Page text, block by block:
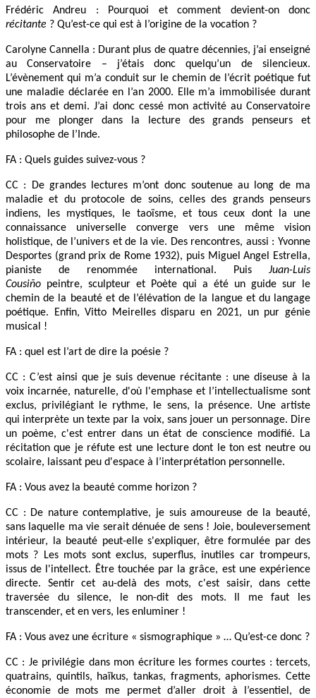
Frédéric Andreu : Pourquoi et comment devient-on donc
récitante ? Qu’est-ce qui est à l’origine de la vocation ?
Carolyne Cannella : Durant plus de quatre décennies, j’ai enseigné
au Conservatoire – j’étais donc quelqu’un de silencieux.
L’évènement qui m’a conduit sur le chemin de l’écrit poétique fut
une maladie déclarée en l’an 2000. Elle m’a immobilisée durant
trois ans et demi. J’ai donc cessé mon activité au Conservatoire
pour me plonger dans la lecture des grands penseurs et
philosophe de l’Inde.
FA : Quels guides suivez-vous ?
CC : De grandes lectures m’ont donc soutenue au long de ma
maladie et du protocole de soins, celles des grands penseurs
indiens, les mystiques, le taoïsme, et tous ceux dont la une
connaissance universelle converge vers une même vision
holistique, de l’univers et de la vie. Des rencontres, aussi : Yvonne
Desportes (grand prix de Rome 1932), puis Miguel Angel Estrella,
pianiste de renommée international. Puis Juan-Luis
Cousiño peintre, sculpteur et Poète qui a été un guide sur le
chemin de la beauté et de l’élévation de la langue et du langage
poétique. Enfin, Vitto Meirelles disparu en 2021, un pur génie
musical !
FA : quel est l’art de dire la poésie ?
CC : C’est ainsi que je suis devenue récitante : une diseuse à la
voix incarnée, naturelle, d'où l'emphase et l’intellectualisme sont
exclus, privilégiant le rythme, le sens, la présence. Une artiste
qui interprète un texte par la voix, sans jouer un personnage. Dire
un poème, c'est entrer dans un état de conscience modifié. La
récitation que je réfute est une lecture dont le ton est neutre ou
scolaire, laissant peu d'espace à l’interprétation personnelle.
FA : Vous avez la beauté comme horizon ?
CC : De nature contemplative, je suis amoureuse de la beauté,
sans laquelle ma vie serait dénuée de sens ! Joie, bouleversement
intérieur, la beauté peut-elle s'expliquer, être formulée par des
mots ? Les mots sont exclus, superflus, inutiles car trompeurs,
issus de l'intellect. Être touchée par la grâce, est une expérience
directe. Sentir cet au-delà des mots, c'est saisir, dans cette
traversée du silence, le non-dit des mots. Il me faut les
transcender, et en vers, les enluminer !
FA : Vous avez une écriture « sismographique » … Qu’est-ce donc ?
CC : Je privilégie dans mon écriture les formes courtes : tercets,
quatrains, quintils, haïkus, tankas, fragments, aphorismes. Cette
économie de mots me permet d’aller droit à l’essentiel, de